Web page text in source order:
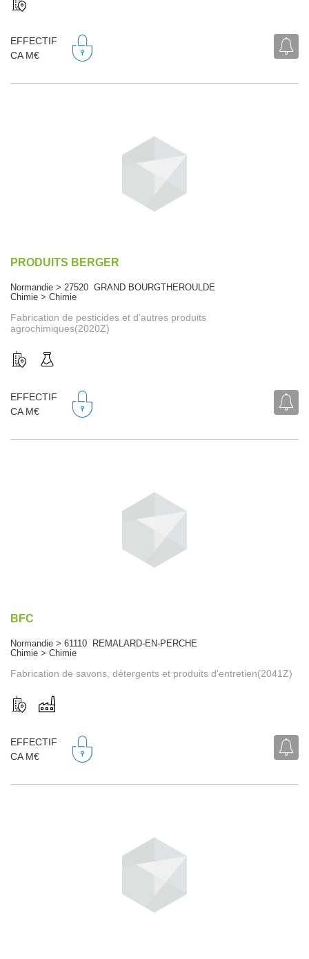
EFFECTIF
CA M€
PRODUITS BERGER
Normandie > 27520 GRAND BOURGTHEROULDE
Chimie > Chimie
Fabrication de pesticides et d’autres produits
agrochimiques(2020Z)
EFFECTIF
CA M€
BFC
Normandie > 61110 REMALARD-EN-PERCHE
Chimie > Chimie
Fabrication de savons, détergents et produits d'entretien(2041Z)
EFFECTIF
CA M€